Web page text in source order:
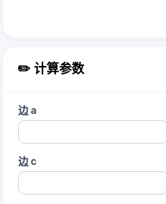
✏️ 计算参数
边 a
边 c